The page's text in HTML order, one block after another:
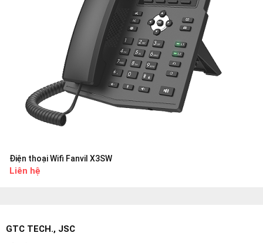
Điện thoại Wifi Fanvil X3SW
Liên hệ
GTC TECH., JSC